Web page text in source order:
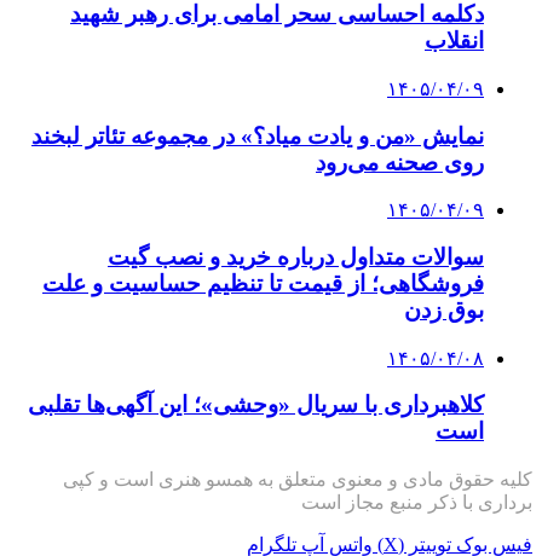
دکلمه‌ احساسی سحر امامی برای رهبر شهید
انقلاب
۱۴۰۵/۰۴/۰۹
نمایش «من و یادت میاد؟» در مجموعه تئاتر لبخند
روی صحنه می‌رود
۱۴۰۵/۰۴/۰۹
سوالات متداول درباره خرید و نصب گیت
فروشگاهی؛ از قیمت تا تنظیم حساسیت و علت
بوق زدن
۱۴۰۵/۰۴/۰۸
کلاهبرداری با سریال «وحشی»؛ این آگهی‌ها تقلبی
است
کلیه حقوق مادی و معنوی متعلق به همسو هنری است و کپی
برداری با ذکر منبع مجاز است
فیس بوک توییتر (X) واتس آپ تلگرام